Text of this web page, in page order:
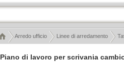
Piano di lavoro per scrivania
Arredo ufficio Linee di arredamento